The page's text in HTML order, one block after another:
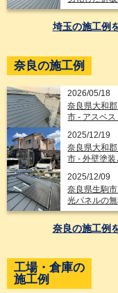
カバー工事
埼玉の施工例
奈良の施工例
2026/05/18
奈良県大和
市 - アスベス
トへ葺き替え
通気工法）
2025/12/19
奈良県大和
市 - 外壁塗装
ーム事例紹介
2025/12/09
奈良県生駒
光パネルの無
の際に屋根
指摘された
以上のスレー
奈良の施工例
工場・倉庫の
施工例